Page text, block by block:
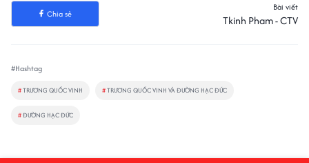
Chia sẻ
Bài viết
Tkinh Pham - CTV
#Hashtag
#TRƯƠNG QUỐC VINH #TRƯƠNG QUỐC VINH VÀ ĐƯỜNG HẠC ĐỨC
#ĐƯỜNG HẠC ĐỨC